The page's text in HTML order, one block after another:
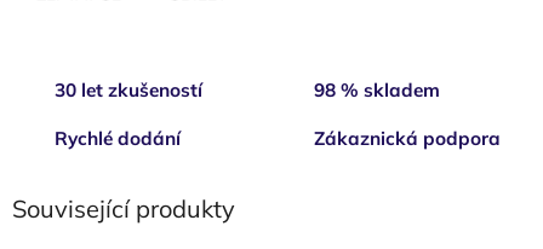
30 let zkušeností 98 % skladem
Rychlé dodání Zákaznická podpora
Související produkty